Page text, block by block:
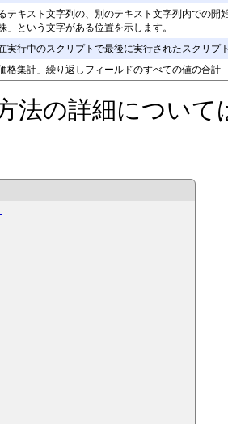
テキスト文字列の、別のテキスト文字列内での開
株」という文字がある位置を示します。
実行中のスクリプトで最後に実行されたスクリプ
価格集計」繰り返しフィールドのすべての値の合計
法の詳細について